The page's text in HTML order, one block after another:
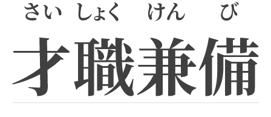
IR情報
やさしさ、未来へ
お問い合わせ